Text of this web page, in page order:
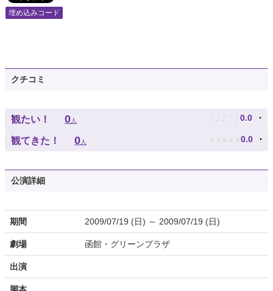
埋め込みコード
クチコミ
観たい！ 0人 ♪ ♪ ♪ ♪ ♪ 0.0
観てきた！ 0人 ★ ★ ★ ★ ★ 0.0
公演詳細
期間 2009/07/19 (日) ～ 2009/07/19 (日)
劇場 函館・グリーンプラザ
出演